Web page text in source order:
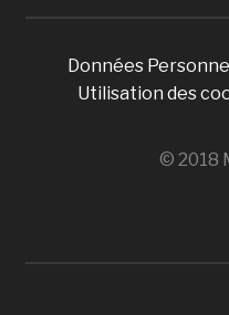
Données
Utilisation des
© 2018